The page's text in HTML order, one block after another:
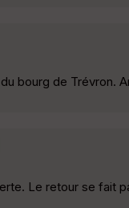
bourg de Trévron.
Le retour se fait